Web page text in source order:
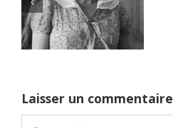
Netflix Field of
Dreams (1989)
Laisser un commentaire